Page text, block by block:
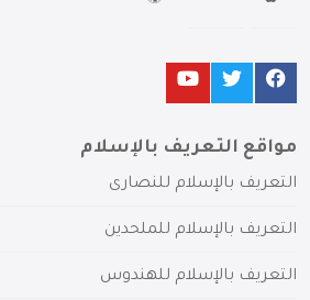
مواقع التعريف بالإسلام
التعريف بالإسلام للنصارى
التعريف بالإسلام للملحدين
التعريف بالإسلام للهندوس